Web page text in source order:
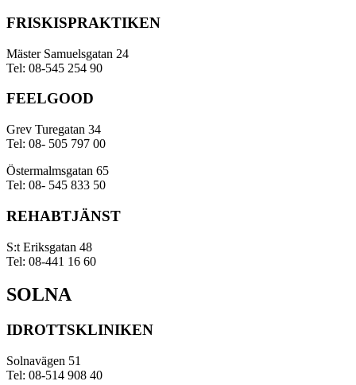
FRISKISPRAKTIKEN
Mäster Samuelsgatan 24
Tel: 08-545 254 90
FEELGOOD
Grev Turegatan 34
Tel: 08- 505 797 00
Östermalmsgatan 65
Tel: 08- 545 833 50
REHABTJÄNST
S:t Eriksgatan 48
Tel: 08-441 16 60
SOLNA
IDROTTSKLINIKEN
Solnavägen 51
Tel: 08-514 908 40